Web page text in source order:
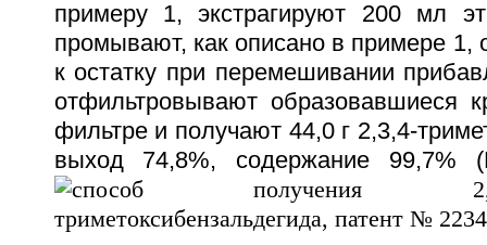
примеру 1, экстрагируют 200 мл
промывают, как описано в примере 1,
к остатку при перемешивании
отфильтровывают образовавшиеся
фильтре и получают 44,0 г 2,3,4-
выход 74,8%, содержание